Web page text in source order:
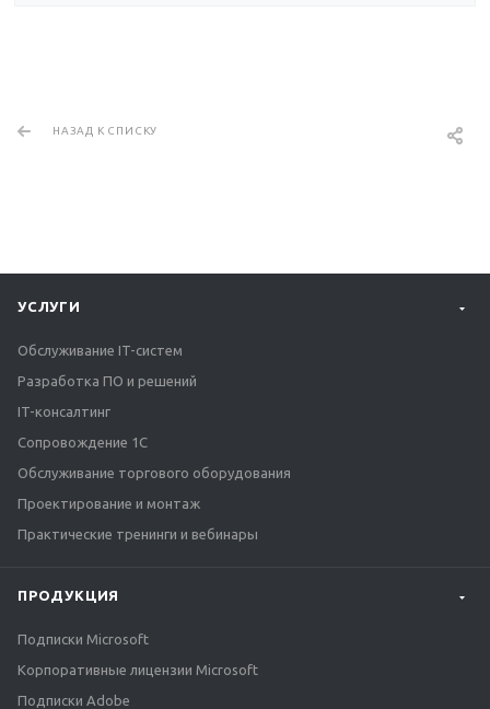
НАЗАД К СПИСКУ
УСЛУГИ
Обслуживание IT-систем
Разработка ПО и решений
IT-консалтинг
Сопровождение 1С
Обслуживание торгового оборудования
Проектирование и монтаж
Практические тренинги и вебинары
ПРОДУКЦИЯ
Подписки Microsoft
Корпоративные лицензии Microsoft
Подписки Adobe